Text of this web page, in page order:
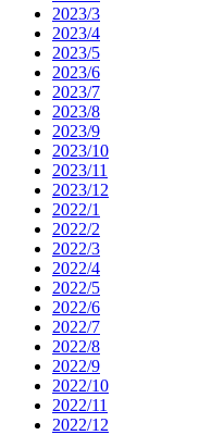
2023/3
2023/4
2023/5
2023/6
2023/7
2023/8
2023/9
2023/10
2023/11
2023/12
2022/1
2022/2
2022/3
2022/4
2022/5
2022/6
2022/7
2022/8
2022/9
2022/10
2022/11
2022/12